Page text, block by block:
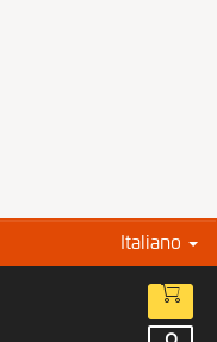
Italiano